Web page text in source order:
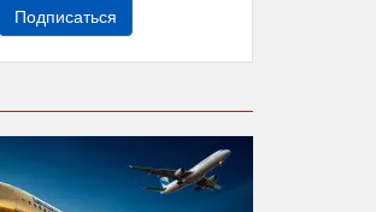
Подписаться